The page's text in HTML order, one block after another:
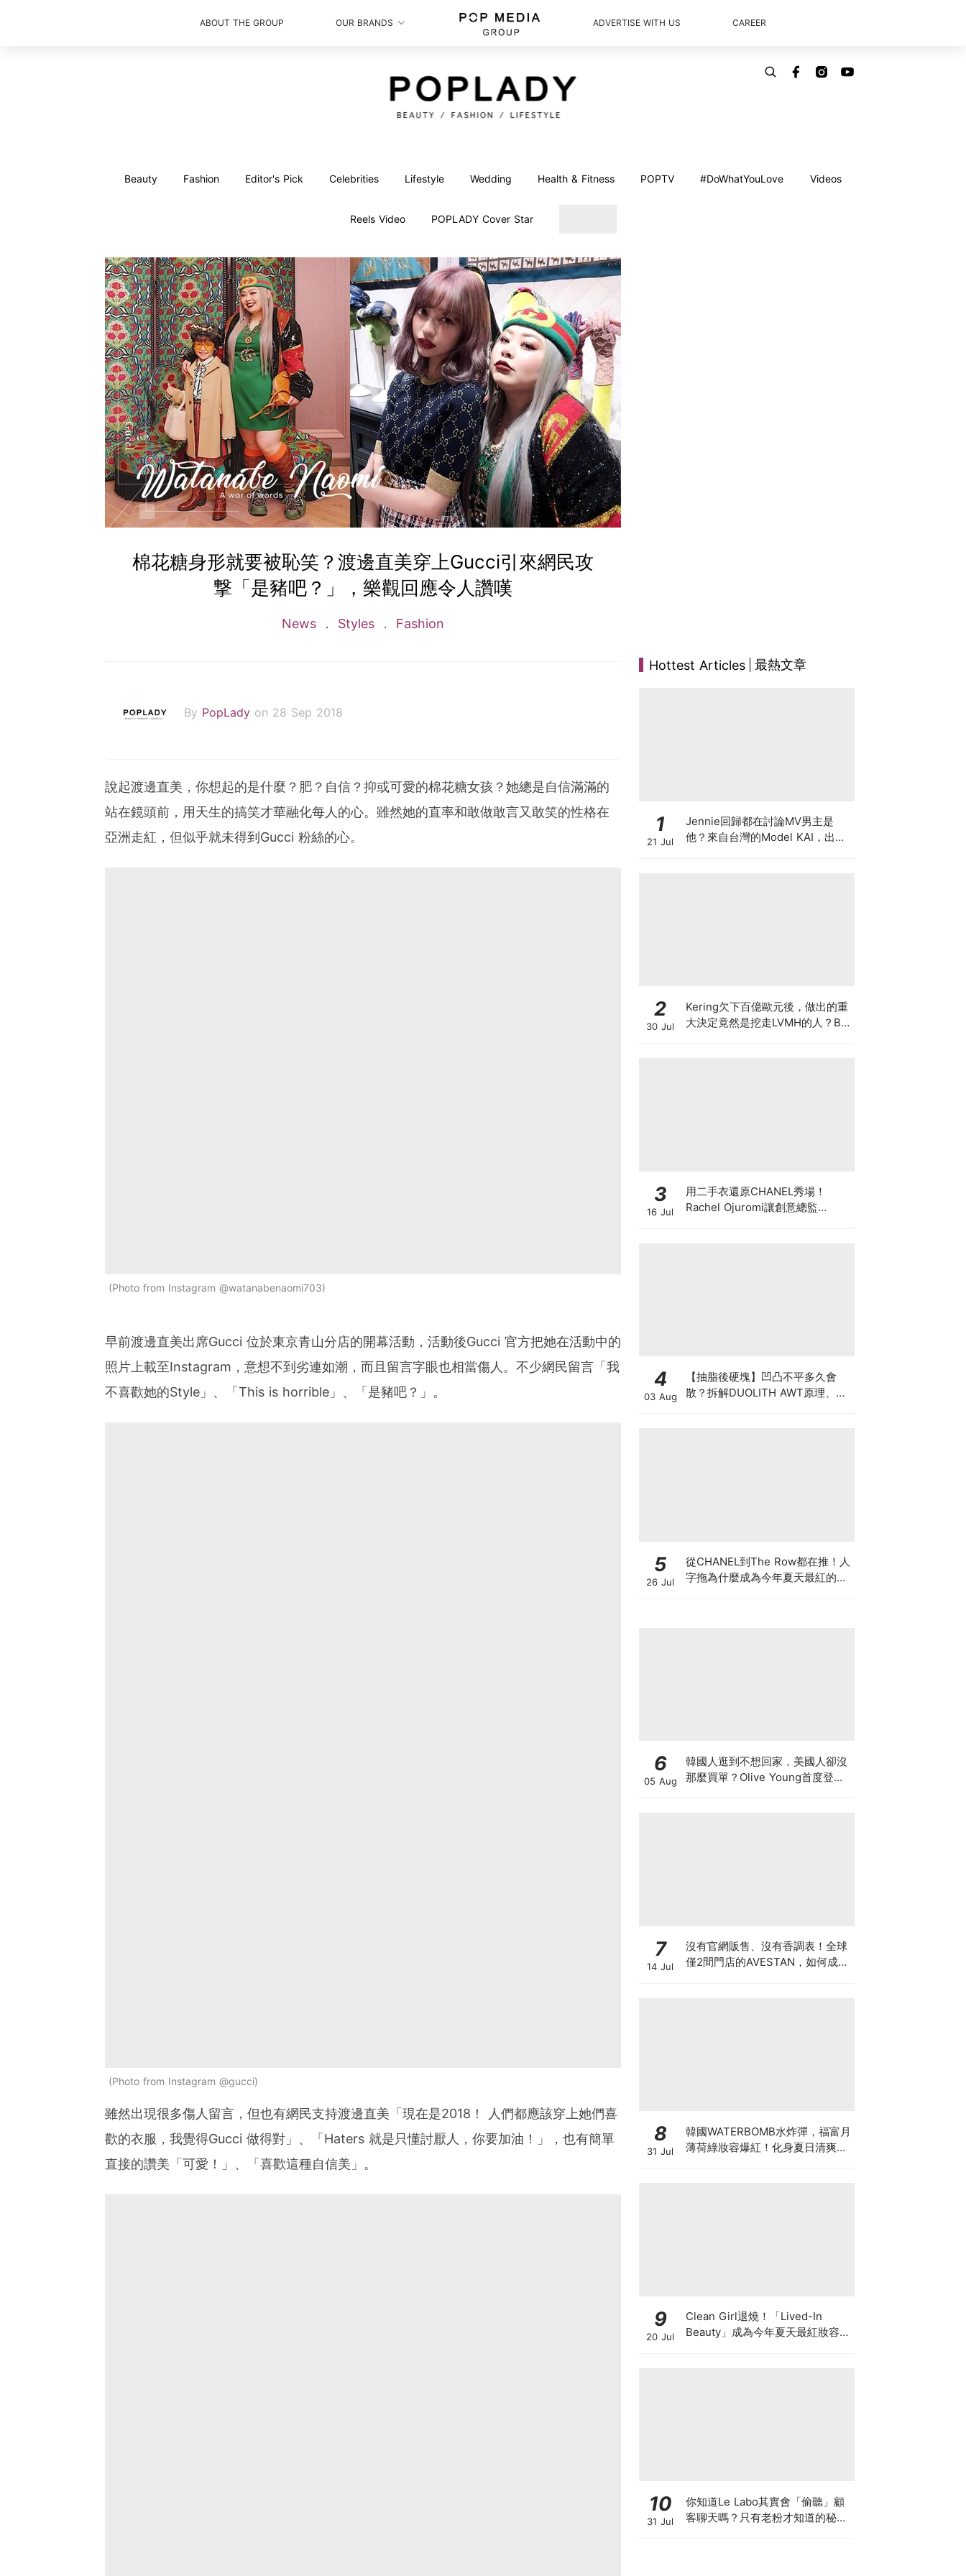
ABOUT THE GROUP OUR BRANDS ADVERTISE WITH US CAREER
Beauty Fashion Editor's Pick Celebrities Lifestyle Wedding Health & Fitness POPTV #DoWhatYouLove Videos
Reels Video POPLADY Cover Star
棉花糖身形就要被恥笑？渡邊直美穿上Gucci引來網民攻
撃「是豬吧？」，樂觀回應令人讚嘆
News Styles Fashion
By PopLady on 28 Sep 2018
說起渡邊直美，你想起的是什麼？肥？自信？抑或可愛的棉花糖女孩？她總是自信滿滿的
站在鏡頭前，用天生的搞笑才華融化每人的心。雖然她的直率和敢做敢言又敢笑的性格在
亞洲走紅，但似乎就未得到Gucci 粉絲的心。
Photo from Instagram @watanabenaomi703
早前渡邊直美出席Gucci 位於東京青山分店的開幕活動，活動後Gucci 官方把她在活動中的
照片上載至Instagram，意想不到劣連如潮，而且留言字眼也相當傷人。不少網民留言「我
不喜歡她的Style」、「This is horrible」、「是豬吧？」。
Photo from Instagram @gucci
雖然出現很多傷人留言，但也有網民支持渡邊直美「現在是2018！ 人們都應該穿上她們喜
歡的衣服，我覺得Gucci 做得對」、「Haters 就是只懂討厭人，你要加油！」，也有簡單
直接的讚美「可愛！」、「喜歡這種自信美」。
Hottest Articles 最熱文章
1
21 Jul
Jennie回歸都在討論MV男主是
他？來自台灣的Model KAI，出演
2
30 Jul
Kering欠下百億歐元後，做出的重
大決定竟然是挖走LVMH的人？BV
3
16 Jul
用二手衣還原CHANEL秀場！
Rachel Ojuromi讓創意總監
4
03 Aug
【抽脂後硬塊】凹凸不平多久會
散？拆解DUOLITH AWT原理、按
5
26 Jul
從CHANEL到The Row都在推！人
字拖為什麼成為今年夏天最紅的
6
05 Aug
韓國人逛到不想回家，美國人卻沒
那麼買單？Olive Young首度登陸
7
14 Jul
沒有官網販售、沒有香調表！全球
僅2間門店的AVESTAN，如何成為
8
31 Jul
韓國WATERBOMB水炸彈，福富月
薄荷綠妝容爆紅！化身夏日清爽
9
20 Jul
Clean Girl退燒！「Lived-In
Beauty」成為今年夏天最紅妝容，
10
31 Jul
你知道Le Labo其實會「偷聽」顧
客聊天嗎？只有老粉才知道的秘密